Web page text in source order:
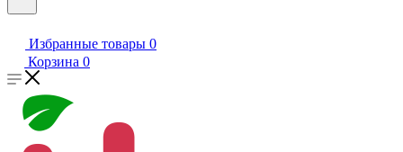
Избранные товары 0
Корзина 0